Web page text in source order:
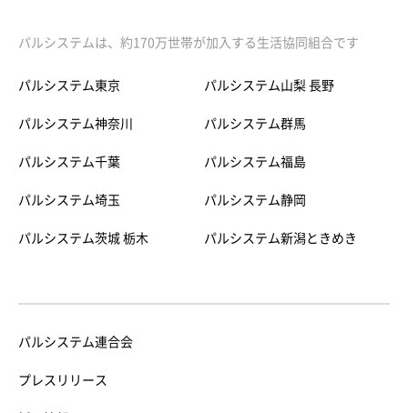
パルシステムは、約170万世帯が加入する生活協同組合です
パルシステム東京
パルシステム神奈川
パルシステム千葉
パルシステム埼玉
パルシステム茨城 栃木
パルシステム山梨 長野
パルシステム群馬
パルシステム福島
パルシステム静岡
パルシステム新潟ときめき
パルシステム連合会
プレスリリース